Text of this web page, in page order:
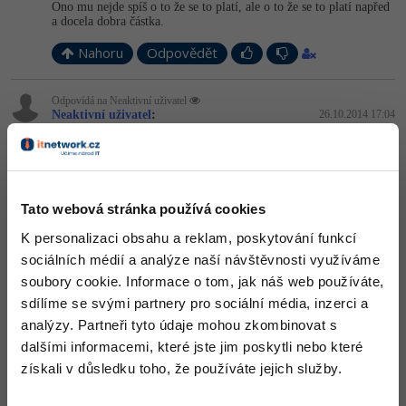
Tato webová stránka používá cookies
K personalizaci obsahu a reklam, poskytování funkcí
sociálních médií a analýze naší návštěvnosti využíváme
soubory cookie. Informace o tom, jak náš web používáte,
sdílíme se svými partnery pro sociální média, inzerci a
analýzy. Partneři tyto údaje mohou zkombinovat s
dalšími informacemi, které jste jim poskytli nebo které
získali v důsledku toho, že používáte jejich služby.
Ono mu nejde spíš o to že se to platí, ale o to že se to platí napřed
a docela dobra částka.
Nahoru Odpovědět
Odpovídá na Neaktivní uživatel
Neaktivní uživatel: 26.10.2014 17:04
Hmm tak oni berou za prodej cca 200Kč.
A za premium 4000. Tak to je pak ok.
informatik87: 27.10.2014 11:31
A jakou cenu má asi tato šablona http://test-test.moxo.cz/? Co
myslíte?
Editováno
Nahoru Odpovědět